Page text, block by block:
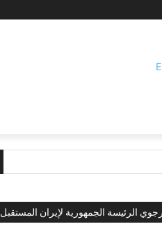
الرئيسة الجمهورية لإيران المستقبل